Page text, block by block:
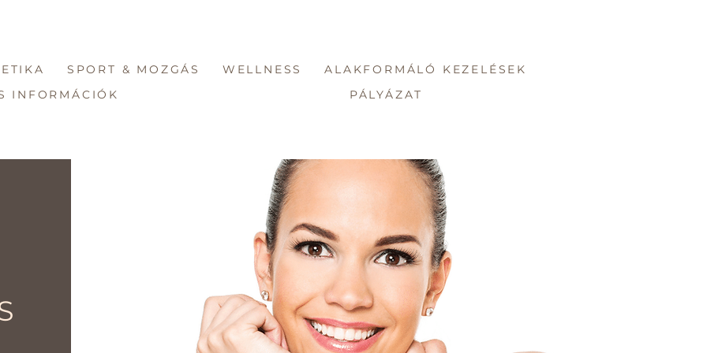
SPORT & MOZGÁS WELLNESS
ALAKFORMÁLÓ KEZELÉSEK
INFORMÁCIÓK
PÁLYÁZAT